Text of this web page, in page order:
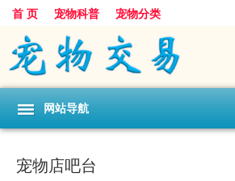
首 页 宠物科普 宠物分类
网站导航
宠物店吧台